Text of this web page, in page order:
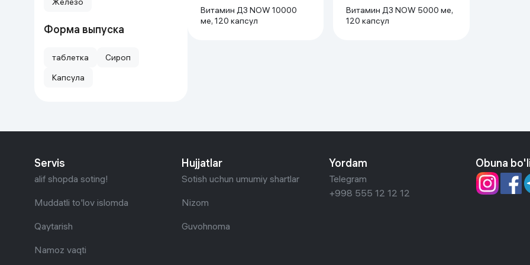
Форма выпуска
таблетка
Сироп
Капсула
Витамин Д3 NOW 10000
мe, 120 капсул
Витамин Д3 NOW 5000 мe,
120 капсул
Servis
alif shopda soting!
Muddatli to'lov islomda
Qaytarish
Namoz vaqti
Hujjatlar
Sotish uchun umumiy shartlar
Nizom
Guvohnoma
Yordam
Telegram
+998 555 12 12 12
Obuna